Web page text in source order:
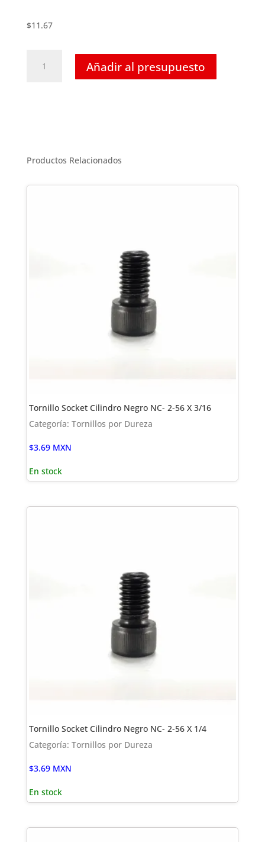
$11.67
Hexagonal
2-
Añadir al presupuesto
Productos Relacionados
Tornillo Socket Cilindro Negro NC- 2-56 X 3/16
Categoría: Tornillos por Dureza
$3.69 MXN
En stock
Tornillo Socket Cilindro Negro NC- 2-56 X 1/4
Categoría: Tornillos por Dureza
$3.69 MXN
En stock